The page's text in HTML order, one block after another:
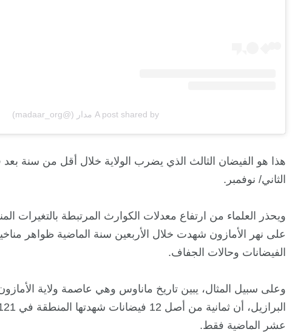
A post shared by مدار (@madaar_org)
هذا هو الفيضان الثالث الذي يضرب الولاية خلال أقل من سنة
الثاني/ نوفمبر.
ويحذر العلماء من ارتفاع معدلات الكوارث المرتبطة بالتغيرات
على نهر الأمازون شهدت خلال الأربعين سنة الماضية ظواهر
الفيضانات وحالات الجفاف.
وعلى سبيل المثال، يبين تاريخ ماناوس وهي عاصمة ولاية
عشر الماضية فقط.